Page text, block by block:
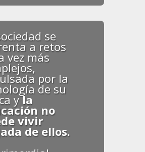
se
a retos
vez más
por la
de su
yla
no
vivir
de ellos.